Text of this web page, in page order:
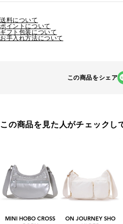
送料について
ポイントについて
ギフト包装について
お手入れ方法について
この商品をシェア
この商品を見た人がチェックし
MINI HOBO CROSS
ON JOURNEY SHO